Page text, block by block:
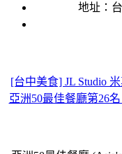
地址：
[台中美食] JL Studio
亞洲50最佳餐廳第26